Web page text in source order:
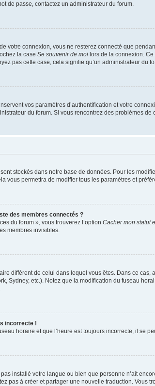
de passe, contactez un administrateur du forum.
votre connexion, vous ne resterez connecté que
la case Se souvenir de moi lors de la connexion.
pas cette case, cela signifie qu’un administrateur du
vos paramètres d’authentification et votre
du forum. Si vous rencontrez des problèmes
stockés dans notre base de données. Pour les
vous permettra de modifier tous les paramètres et
des membres connectés ?
du forum », vous trouverez l’option Cacher mon statut
membres invisibles.
différent de celui dans lequel vous êtes. Dans ce cas,
Sydney, etc.). Notez que la modification du fuseau
incorrecte !
horaire et que l’heure est toujours incorrecte, il se
installé votre langue ou bien que personne n’ait
pas à créer et partager une nouvelle traduction. Vous